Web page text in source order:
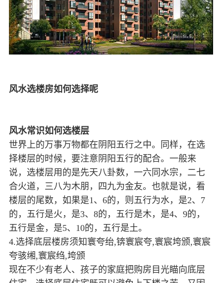
风水选楼房如何选择呢
风水常识如何选楼层
世界上的万事万物都在阴阳五行之中。同样，在选
择楼层的时候，要注意阴阳五行的配合。一般来
说，选楼层用的是先天八卦数，一六同水宗，二七
合火道，三八为木朋，四九为金友。也就是说，看
楼层的尾数，如果是1、6的，则五行为水，是2、7
的，五行是火，是3、8的，五行是木，是4、9的，
五行是金，是5、10的，五行是土。
4.选择底层楼房须知寰夸绐,锛寰宸夸,寰宸垮颁,寰宸
夸骇缃,寰宸绉,垮颁
现在不少有老人、孩子的家庭把购房目光瞄向底层